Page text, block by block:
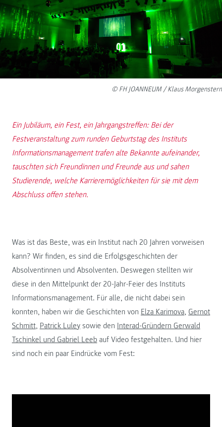
© FH JOANNEUM / Klaus Morgenstern
Ein Jubiläum, ein Fest, ein Jahrgangstreffen: Bei der
Festveranstaltung zum runden Geburtstag des Instituts
Informationsmanagement trafen alte Bekannte aufeinander,
tauschten sich Freundinnen und Freunde aus und sahen
Studierende, welche Karrieremöglichkeiten für sie mit dem
Abschluss offen stehen.
Was ist das Beste, was ein Institut nach 20 Jahren vorweisen
kann? Wir finden, es sind die Erfolgsgeschichten der
Absolventinnen und Absolventen. Deswegen stellten wir
diese in den Mittelpunkt der 20-Jahr-Feier des Instituts
Informationsmanagement. Für alle, die nicht dabei sein
konnten, haben wir die Geschichten von Elza Karimova, Gernot
Schmitt, Patrick Luley sowie den Interad-Gründern Gerwald
Tschinkel und Gabriel Leeb auf Video festgehalten. Und hier
sind noch ein paar Eindrücke vom Fest: